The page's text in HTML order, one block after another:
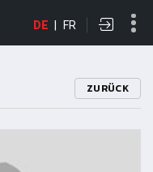
DE | FR
ZURÜCK